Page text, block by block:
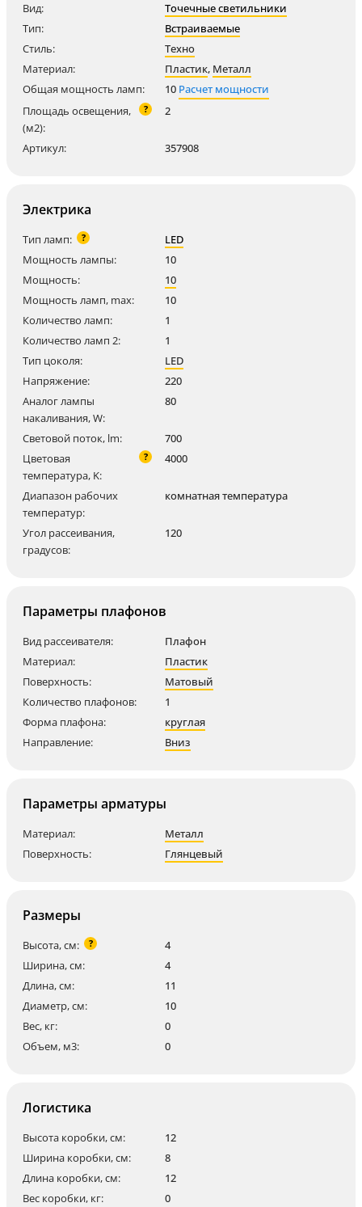
Вид:
Точечные светильники
Тип:
Встраиваемые
Стиль:
Техно
Материал:
Пластик, Металл
Общая мощность ламп:
10 Расчет мощности
Площадь освещения,
(м2):
? 2
Артикул: 357908
Электрика
Тип ламп: ?
LED
Мощность лампы:
10
Мощность:
10
Мощность ламп, max:
10
Количество ламп:
1
Количество ламп 2:
1
Тип цоколя:
LED
Напряжение:
220
Аналог лампы
накаливания, W:
80
Световой поток, lm:
700
Цветовая
температура, K:
? 4000
Диапазон рабочих
температур:
комнатная температура
Угол рассеивания,
градусов:
120
Параметры плафонов
Вид рассеивателя:
Плафон
Материал:
Пластик
Поверхность:
Матовый
Количество плафонов:
1
Форма плафона:
круглая
Направление:
Вниз
Параметры арматуры
Материал:
Металл
Поверхность:
Глянцевый
Размеры
Высота, см: ?
4
Ширина, см:
4
Длина, см:
11
Диаметр, см:
10
Вес, кг:
0
Объем, м3:
0
Логистика
Высота коробки, см:
12
Ширина коробки, см:
8
Длина коробки, см:
12
Вес коробки, кг:
0